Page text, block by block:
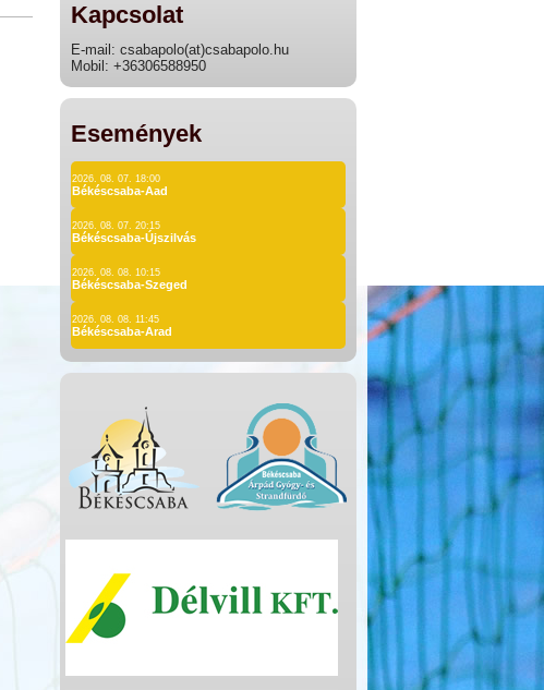
Kapcsolat
E-mail: csabapolo(at)csabapolo.hu
Mobil: +36306588950
Események
2026. 08. 07. 18:00
Békéscsaba-Aad
2026. 08. 07. 20:15
Békéscsaba-Újszilvás
2026. 08. 08. 10:15
Békéscsaba-Szeged
2026. 08. 08. 11:45
Békéscsaba-Arad